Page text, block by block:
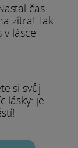
čas
zítra! Tak
v lásce
si svůj
lásky: je